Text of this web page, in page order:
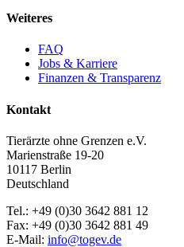
Weiteres
FAQ
Jobs & Karriere
Finanzen & Transparenz
Kontakt
Tierärzte ohne Grenzen e.V.
Marienstraße 19-20
10117 Berlin
Deutschland
Tel.: +49 (0)30 3642 881 12
Fax: +49 (0)30 3642 881 49
E-Mail: info@togev.de